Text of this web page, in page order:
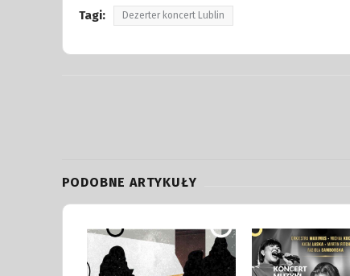
Tagi: Dezerter koncert Lublin
PODOBNE ARTYKUŁY